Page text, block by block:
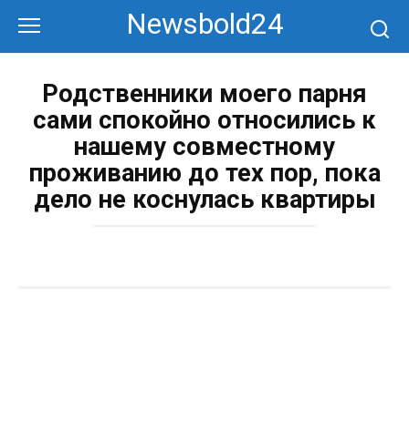
контенту
Newsbold24
Родственники моего парня
сами спокойно относились к
нашему совместному
проживанию до тех пор, пока
дело не коснулась квартиры